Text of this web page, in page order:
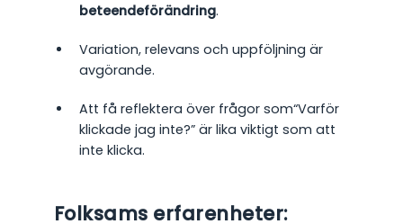
beteendeförändring.
Variation, relevans och uppföljning är
avgörande.
Att få reflektera över frågor som“Varför
klickade jag inte?” är lika viktigt som att
inte klicka.
Folksams erfarenheter: